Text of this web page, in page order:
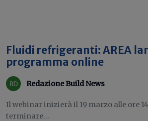
Fluidi refrigeranti: AREA
programma online
Redazione Build News
Il webinar inizierà il 19 marzo alle ore
terminare...